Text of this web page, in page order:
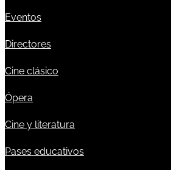
Eventos
Directores
Cine clásico
Ópera
Cine y literatura
Pases educativos